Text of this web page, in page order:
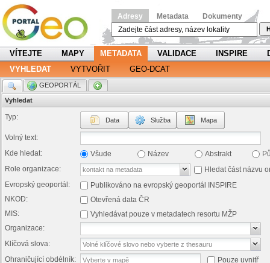
Adresy Metadata Dokumenty
VÍTEJTE MAPY METADATA VALIDACE INSPIRE
VYHLEDAT
VYTVOŘIT GEO-DCAT
GEOPORTÁL
Vyhledat
Typ: Data Služba Mapa
Volný text:
Kde hledat:
Všude Název Abstrakt
Role organizace:
Hledat část názvu
Evropský geoportál:
Publikováno na evropský geoportál INSPIRE
NKOD:
Otevřená data ČR
MIS:
Vyhledávat pouze v metadatech resortu MŽP
Organizace:
Klíčová slova:
Ohraničující obdélník:
Pouze uvnitř